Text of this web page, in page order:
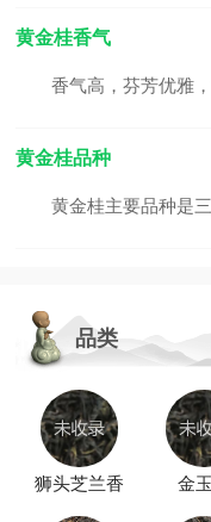
黄金桂香气
香气高，芬芳优雅，
黄金桂品种
黄金桂主要品种是三
品类
狮头芝兰香 金